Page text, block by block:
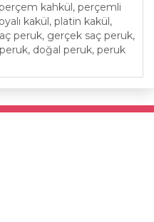
kahkül, perçemli
kakül, platin kakül,
peruk, gerçek saç peruk,
doğal peruk, peruk